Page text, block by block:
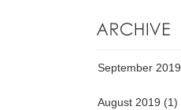
September 2019
August 2019 (1)